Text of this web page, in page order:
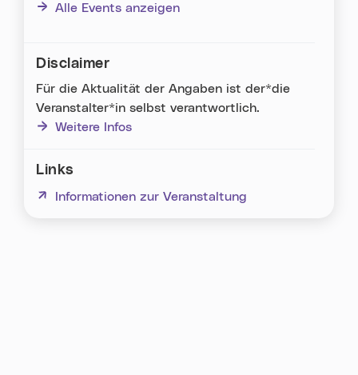
Alle Events anzeigen
Disclaimer
Für die Aktualität der Angaben ist der*die
Veranstalter*in selbst verantwortlich.
Weitere Infos
Links
Informationen zur Veranstaltung
(neues Fenster)